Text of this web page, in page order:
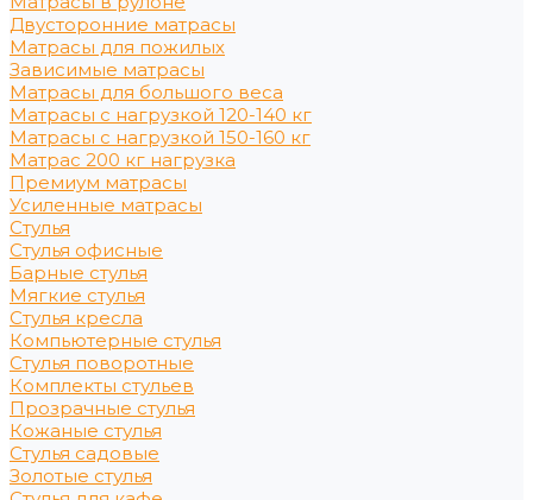
Двусторонние матрасы
Матрасы для пожилых
Зависимые матрасы
Матрасы для большого веса
Матрасы с нагрузкой 120-140 кг
Матрасы с нагрузкой 150-160 кг
Матрас 200 кг нагрузка
Премиум матрасы
Усиленные матрасы
Стулья
Стулья офисные
Барные стулья
Мягкие стулья
Стулья кресла
Компьютерные стулья
Стулья поворотные
Комплекты стульев
Прозрачные стулья
Кожаные стулья
Стулья садовые
Золотые стулья